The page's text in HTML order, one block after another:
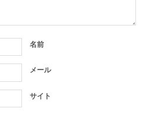
名前
メール
サイト